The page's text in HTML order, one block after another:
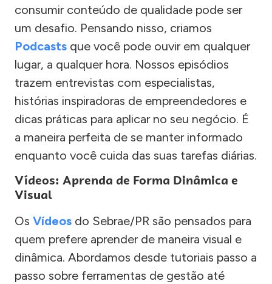
consumir conteúdo de qualidade pode ser
um desafio. Pensando nisso, criamos
Podcasts que você pode ouvir em qualquer
lugar, a qualquer hora. Nossos episódios
trazem entrevistas com especialistas,
histórias inspiradoras de empreendedores e
dicas práticas para aplicar no seu negócio. É
a maneira perfeita de se manter informado
enquanto você cuida das suas tarefas diárias.
Vídeos: Aprenda de Forma Dinâmica e
Visual
Os Vídeos do Sebrae/PR são pensados para
quem prefere aprender de maneira visual e
dinâmica. Abordamos desde tutoriais passo a
passo sobre ferramentas de gestão até